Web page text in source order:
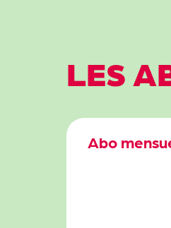
LES
Abo